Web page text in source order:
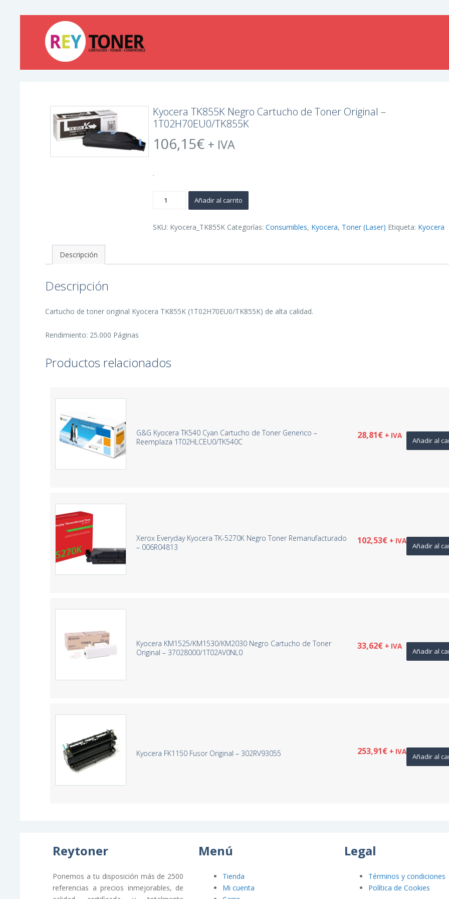
Kyocera TK855K Negro Cartucho de Toner Original –
1T02H70EU0/TK855K
106,15€ + IVA
.
TK855K
Toner
Añadir al carrito
SKU: Kyocera_TK855K Categorías:Consumibles, Kyocera, Toner (Laser) Etiqueta: Kyocera
Descripción
Descripción
Cartucho de toner original Kyocera TK855K (1T02H70EU0/TK855K) de alta calidad.
Rendimiento: 25.000 Páginas
Productos relacionados
G&G Kyocera TK540 Cyan Cartucho de Toner Generico –
Reemplaza 1T02HLCEU0/TK540C
28,81€ + IVA
Añadir al
Xerox Everyday Kyocera TK-5270K Negro Toner Remanufacturado
– 006R04813
102,53€ + IVA
Añadir al
Kyocera KM1525/KM1530/KM2030 Negro Cartucho de Toner
Original – 37028000/1T02AV0NL0
33,62€ + IVA
Añadir al
Kyocera FK1150 Fusor Original – 302RV93055 253,91€ + IVA
Añadir al
Reytoner
Ponemos a tu disposición más de 2500
referencias a precios inmejorables, de
Menú
Tienda
Mi cuenta
Legal
Términos y condiciones
Política de Cookies